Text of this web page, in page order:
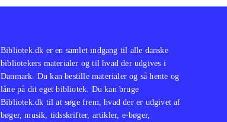
Bibliotek.dk er en samlet indgang til alle danske
bibliotekers materialer og til hvad der udgives i
Danmark. Du kan bestille materialer og så hente og
låne på dit eget bibliotek. Du kan bruge
Bibliotek.dk til at søge frem, hvad der er udgivet af
bøger, musik, tidsskrifter, artikler, e-bøger,